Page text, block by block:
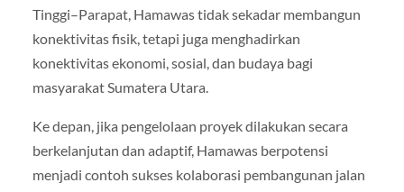
Tinggi–Parapat, Hamawas tidak sekadar membangun
konektivitas fisik, tetapi juga menghadirkan
konektivitas ekonomi, sosial, dan budaya bagi
masyarakat Sumatera Utara.
Ke depan, jika pengelolaan proyek dilakukan secara
berkelanjutan dan adaptif, Hamawas berpotensi
menjadi contoh sukses kolaborasi pembangunan jalan